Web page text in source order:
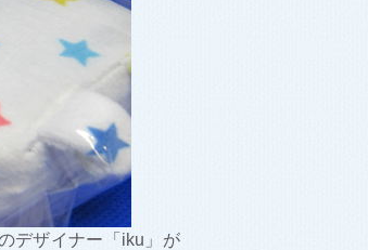
デザイナー「iku」が